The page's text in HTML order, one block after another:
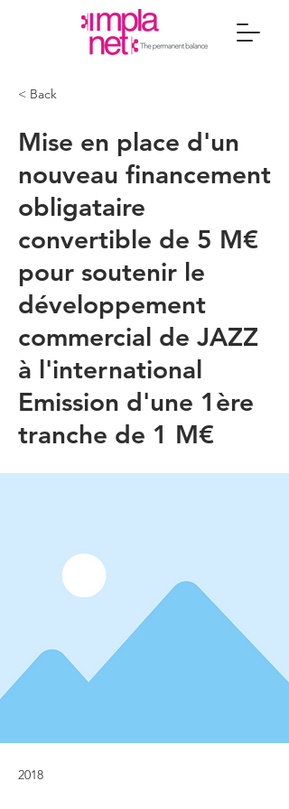
< Back
Mise en place d'un
nouveau financement
obligataire
convertible de 5 M€
pour soutenir le
développement
commercial de JAZZ
à l'international
Emission d'une 1ère
tranche de 1 M€
2018